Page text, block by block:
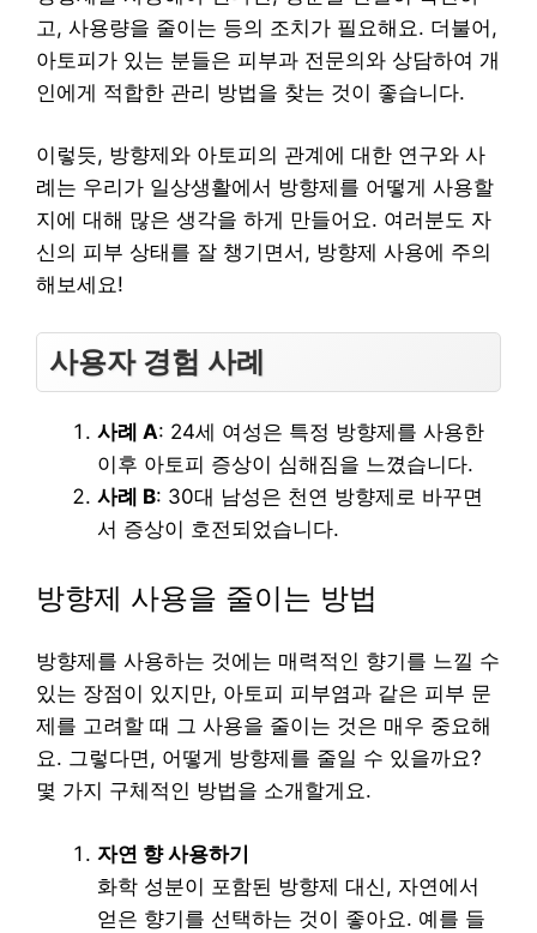
고, 사용량을 줄이는 등의 조치가 필요해요. 더불어,
아토피가 있는 분들은 피부과 전문의와 상담하여 개
인에게 적합한 관리 방법을 찾는 것이 좋습니다.
이렇듯, 방향제와 아토피의 관계에 대한 연구와 사
례는 우리가 일상생활에서 방향제를 어떻게 사용할
지에 대해 많은 생각을 하게 만들어요. 여러분도 자
신의 피부 상태를 잘 챙기면서, 방향제 사용에 주의
해보세요!
사용자 경험 사례
사례 A: 24세 여성은 특정 방향제를 사용한
이후 아토피 증상이 심해짐을 느꼈습니다.
사례 B: 30대 남성은 천연 방향제로 바꾸면
서 증상이 호전되었습니다.
방향제 사용을 줄이는 방법
방향제를 사용하는 것에는 매력적인 향기를 느낄 수
있는 장점이 있지만, 아토피 피부염과 같은 피부 문
제를 고려할 때 그 사용을 줄이는 것은 매우 중요해
요. 그렇다면, 어떻게 방향제를 줄일 수 있을까요?
몇 가지 구체적인 방법을 소개할게요.
자연 향 사용하기
화학 성분이 포함된 방향제 대신, 자연에서
얻은 향기를 선택하는 것이 좋아요. 예를 들